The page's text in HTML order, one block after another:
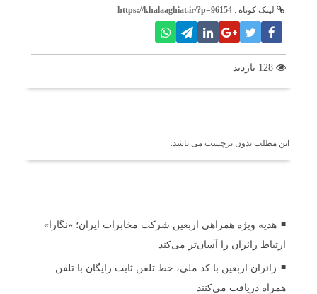
لینک کوتاه : https://khalaaghiat.ir/?p=96154
این مطلب بدون برچسب می باشد.
هدیه ویژه همراهی اربعین شرکت مخابرات ایران؛ «نگارا»
ارتباط زائران را آسان‌تر می‌کند
زائران اربعین با کد ملی، خط تلفن ثابت رایگان با تلفن
همراه دریافت می‌کنند